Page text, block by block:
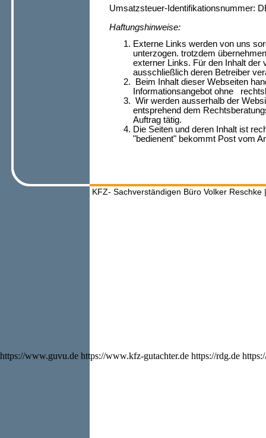
Umsatzsteuer-Identifikationsnummer:
Haftungshinweise:
Externe Links werden von uns
unterzogen. trotzdem
externer Links. Für den Inhalt der
ausschließlich deren Betreiber
Beim Inhalt dieser Webseiten
Informationsangebot ohne
Wir werden ausserhalb der
entsprehend dem
Auftrag tätig.
Die Seiten und deren Inhalt ist
"bedienent" bekommt Post vom
KFZ- Sachverständigen Büro Volker
https://www.guvu.de https://www.kfz-gutachter.de https://rdg.de